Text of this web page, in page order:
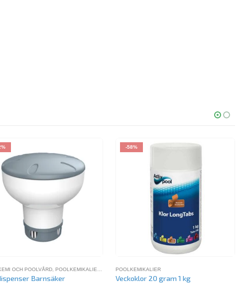
,SPAKEMIKALIER
OCH POOLVÅRD POOLKEMIKALIER SPAKEMIKALIER
Barnsäker
-58%
POOLKEMIKALIER
Veckoklor 20 gram 1 kg